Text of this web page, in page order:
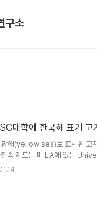
구소
대학에 한국해 표기 고
해(yellow ses)로 표시된 고지
진속 지도는 미 LA에 있는
지털 라이브러리에 올려진 것